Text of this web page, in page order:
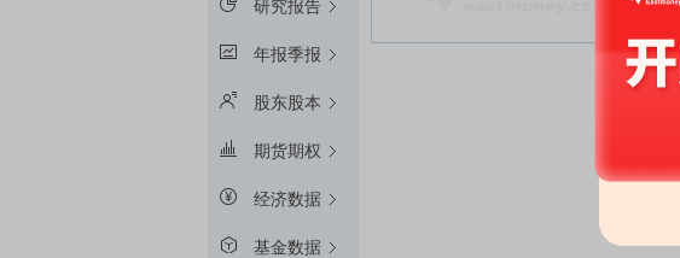
研究报告
年报季报
股东股本
期货期权
经济数据
基金数据